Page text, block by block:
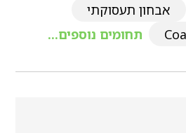
אבחון תעסוקתי
תחומים נוספים...